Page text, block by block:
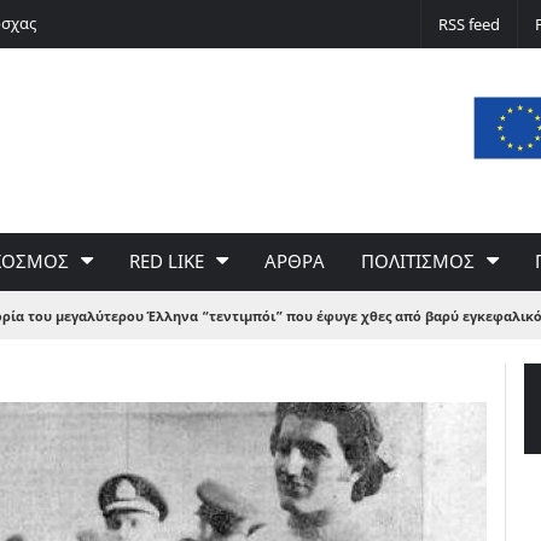
RSS feed
RED LIKE ΑΡΘΡΑ ΠΟΛΙΤΙΣΜΟΣ
του μεγαλύτερου Έλληνα “τεντιμπόι” που έφυγε χθες από βαρύ